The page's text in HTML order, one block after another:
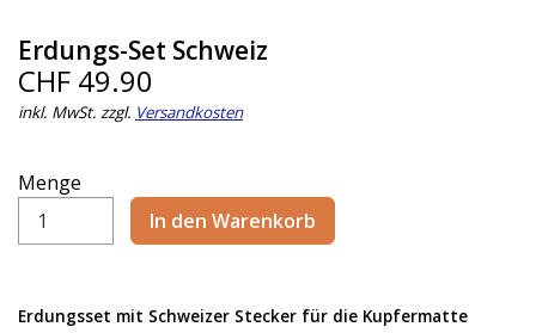
Erdungs-Set Schweiz
CHF 49.90
inkl. MwSt. zzgl. Versandkosten
Menge
Erdungsset mit Schweizer Stecker für die Kupfermatte